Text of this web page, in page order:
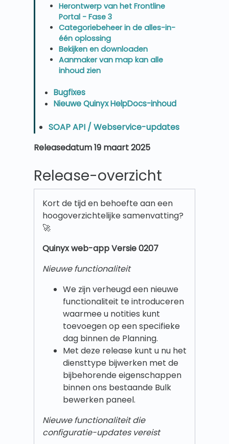
Herontwerp van het Frontline
Portal - Fase 3
Categoriebeheer in de alles-in-
één oplossing
Bekijken en downloaden
Aanmaker van map kan alle
inhoud zien
Bugfixes
Nieuwe Quinyx HelpDocs-inhoud
SOAP API / Webservice-updates
Releasedatum 19 maart 2025
Release-overzicht
Kort de tijd en behoefte aan een
hoogoverzichtelijke samenvatting?
🚀
Quinyx web-app Versie 0207
Nieuwe functionaliteit
We zijn verheugd een nieuwe
functionaliteit te introduceren
waarmee u notities kunt
toevoegen op een specifieke
dag binnen de Planning.
Met deze release kunt u nu het
diensttype bijwerken met de
bijbehorende eigenschappen
binnen ons bestaande Bulk
bewerken paneel.
Nieuwe functionaliteit die
configuratie-updates vereist